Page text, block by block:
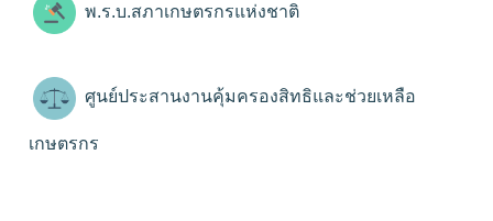
พ.ร.บ.สภาเกษตรกรแห่งชาติ
ศูนย์ประสานงานคุ้มครองสิทธิและช่วยเหลือ
เกษตรกร